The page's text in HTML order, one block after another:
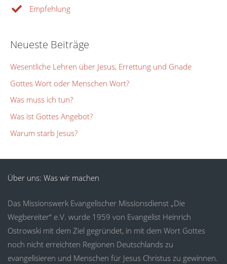
Empfehlung
Neueste Beiträge
Wesentliche Lehren über Jesus, Errettung und Gnade
Gottes Wort oder Menschen Wort?
Was muss ich tun?
Was ist Gottes Angebot?
Warum starb Jesus?
Über uns: Was wir machen
Das Missionswerk Evangelischer Missionsdienst „Die
Wegbereiter“ e.V. wurde 1959 von Evangelist Heinrich
Ostrowski mit dem Ziel gegründet, in mit dem Wort Gottes
noch nicht erreichten Regionen Deutschlands zu
evangelisieren und Menschen für Jesus Christus zu gewinnen.